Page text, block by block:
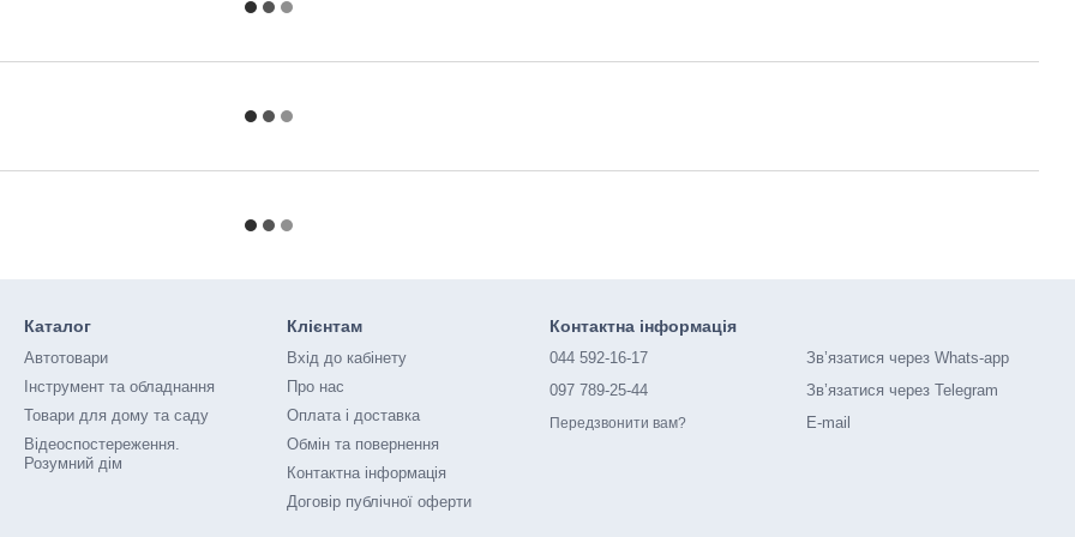
Каталог
Автотовари
Інструмент та обладнання
Товари для дому та саду
Відеоспостереження.
Розумний дім
Клієнтам
Вхід до кабінету
Про нас
Оплата і доставка
Обмін та повернення
Контактна інформація
Договір публічної оферти
Контактна інформація
044 592-16-17
097 789-25-44
Передзвонити вам?
Зв’язатися через Whats-app
Зв’язатися через Telegram
E-mail